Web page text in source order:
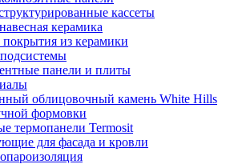
кассеты
керамика
из керамики
панели и плиты
облицовочный камень White Hills
формовки
термопанели Termosit
для фасада и кровли